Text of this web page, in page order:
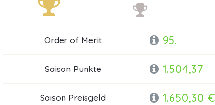
Order of Merit 95.
Saison Punkte 1.504,37
Saison Preisgeld 1.650,30 €